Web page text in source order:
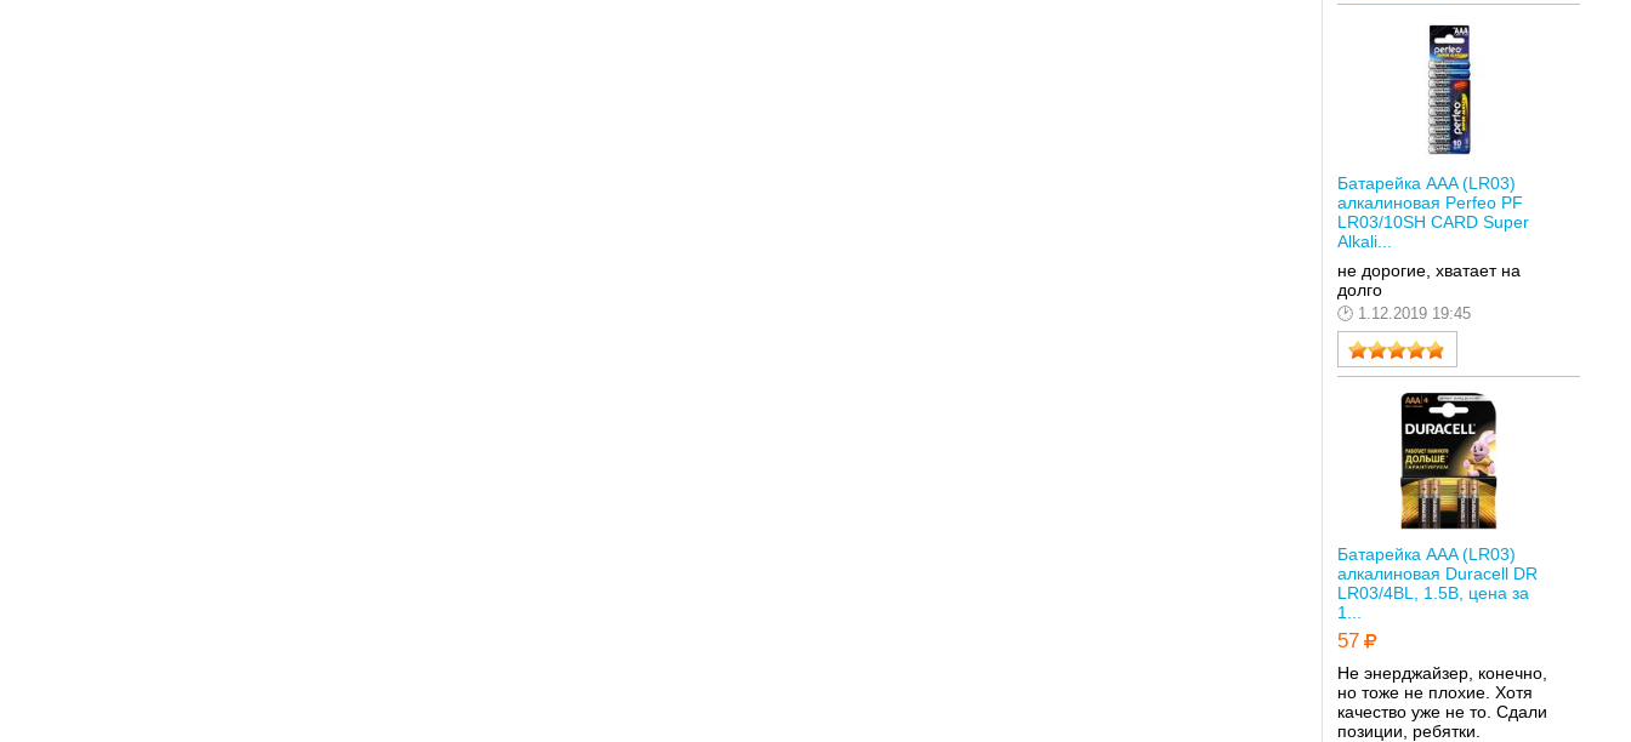
Батарейка AAA (LR03)
алкалиновая Perfeo PF
LR03/10SH CARD Super
Alkali...
не дорогие, хватает на
долго
1.12.2019 19:45
Батарейка AAA (LR03)
алкалиновая Duracell DR
LR03/4BL, 1.5В, цена за
1...
57
Не энерджайзер, конечно,
но тоже не плохие. Хотя
качество уже не то. Сдали
позиции, ребятки.